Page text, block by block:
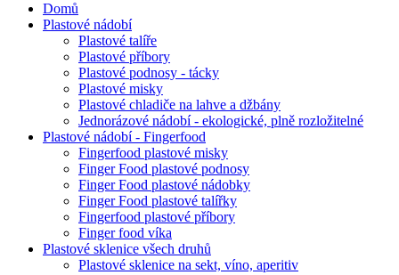
Domů
Plastové nádobí
Plastové talíře
Plastové příbory
Plastové podnosy - tácky
Plastové misky
Plastové chladiče na lahve a džbány
Jednorázové nádobí - ekologické, plně rozložitelné
Plastové nádobí - Fingerfood
Fingerfood plastové misky
Finger Food plastové podnosy
Finger Food plastové nádobky
Finger Food plastové talířky
Fingerfood plastové příbory
Finger food víka
Plastové sklenice všech druhů
Plastové sklenice na sekt, víno, aperitiv